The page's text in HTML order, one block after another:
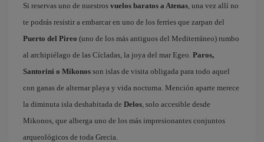
Si reservas uno de nuestros vuelos baratos a Atenas , una vez allí no
te podrás resistir a embarcar en uno de los ferries que zarpan del
Puerto del Pireo (uno de los más antiguos del Mediterráneo) rumbo
al archipiélago de las Cícladas, la joya del mar Egeo. Paros,
Santorini o Míkonos son islas de visita obligada para todo aquel
con ganas de alternar playa y vida nocturna. Mención aparte merece
la diminuta isla deshabitada de Delos , solo accesible desde
Mikonos, que alberga uno de los más impresionantes conjuntos
arqueológicos de toda Grecia.